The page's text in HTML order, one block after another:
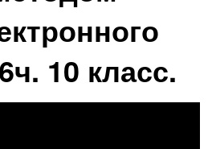
10 класс.